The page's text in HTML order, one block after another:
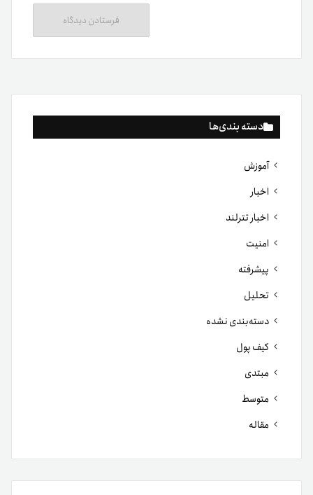
دسته بندی‌ها
آموزش
اخبار
اخبار تترلند
امنیت
پیشرفته
تحلیل
دسته‌بندی نشده
کیف پول
مبتدی
متوسط
مقاله